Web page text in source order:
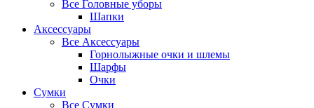
Все Головные уборы
Шапки
Аксессуары
Все Аксессуары
Горнолыжные очки и шлемы
Шарфы
Очки
Сумки
Все Сумки